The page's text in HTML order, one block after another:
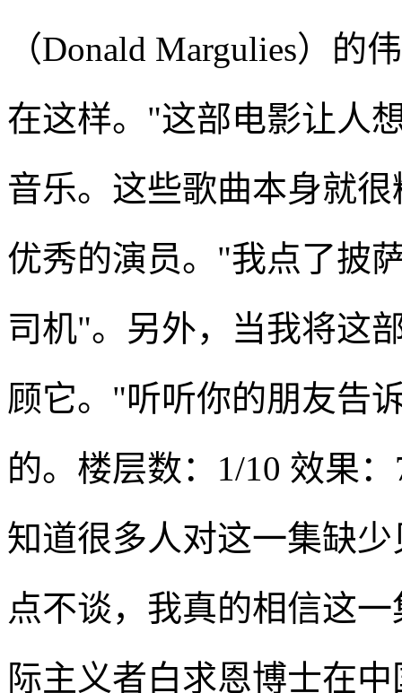
（Donald Margulies）
在这样。"这部电影让人
音乐。这些歌曲本身就
优秀的演员。"我点了披
司机"。另外，当我将这
顾它。"听听你的朋友告
的。楼层数：1/10 效果
知道很多人对这一集缺
点不谈，我真的相信这
际主义者白求恩博士在